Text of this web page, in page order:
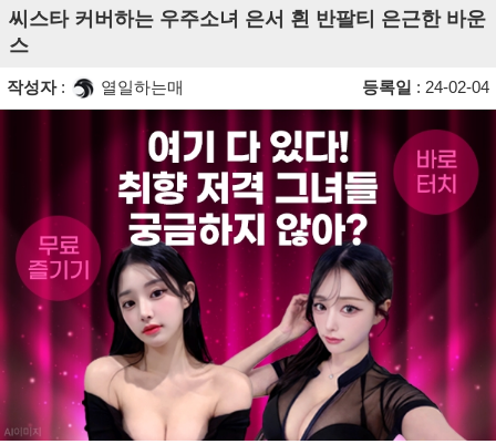
씨스타 커버하는 우주소녀 은서 흰 반팔티 은근한 바운
스
작성자: 열일하는매 등록일 : 24-02-04